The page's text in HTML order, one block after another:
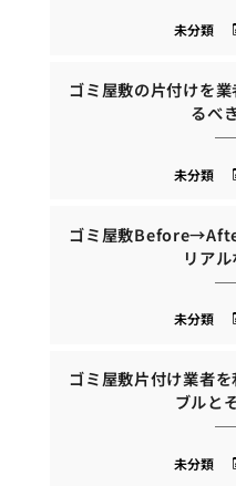
未分類
ゴミ屋敷の片付けを
るべ
未分類
ゴミ屋敷
リア
未分類
ゴミ屋敷片付け業者
ブルと
未分類